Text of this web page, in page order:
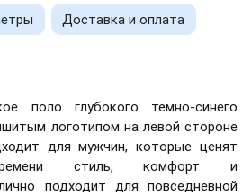
Доставка и оплата
поло глубокого тёмно-синего
логотипом на левой стороне
для мужчин, которые ценят
стиль, комфорт и
подходит для повседневной